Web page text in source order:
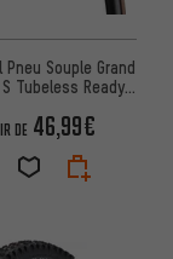
Souple Grand
Tubeless Ready
DE 46,99€